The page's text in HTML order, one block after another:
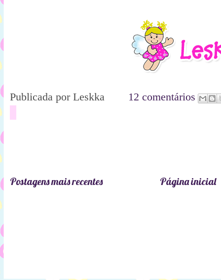
Publicada por Leskka 12 comentários
Postagens mais recentes Página inicial